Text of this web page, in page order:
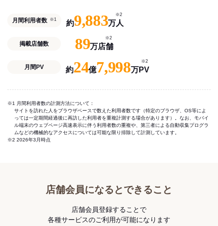
月間利用者数 ※1 約9,883万人
※2
掲載店舗数 89万店舗
※2
月間PV 約24億7,998万PV
※2
※1 月間利用者数の計測方法について：
サイトを訪れた人をブラウザベースで数えた利用者数です（特定のブラウザ、OS等によ
っては一定期間経過後に再訪した利用者を重複計測する場合があります）。なお、モバイ
ル端末のウェブページ高速表示に伴う利用者数の重複や、第三者による自動収集プログラ
ムなどの機械的なアクセスについては可能な限り排除して計測しています。
※2 2026年3月時点
店舗会員になるとできること
店舗会員登録することで
各種サービスのご利用が可能になります